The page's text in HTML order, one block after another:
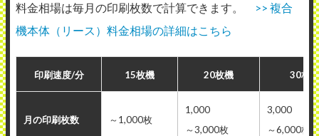
料金相場は毎月の印刷枚数で計算できます。
>> 複合
機本体（リース）料金相場の詳細はこちら
印刷速度/分 15枚機 20枚機 30枚機
月の印刷枚数 ～1,000枚
1,000
～3,000枚
3,000
～6,000枚